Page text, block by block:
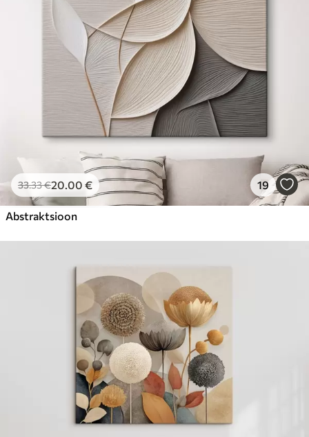
33.33€20.00 € 19
Abstraktsioon